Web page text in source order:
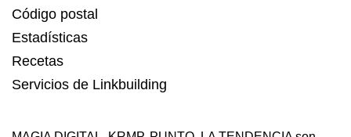
Código postal
Estadísticas
Recetas
Servicios de Linkbuilding